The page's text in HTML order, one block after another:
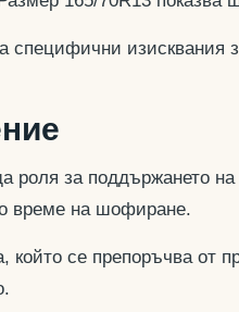
специфични
за поддържането
време на шофиране.
се препоръчва от